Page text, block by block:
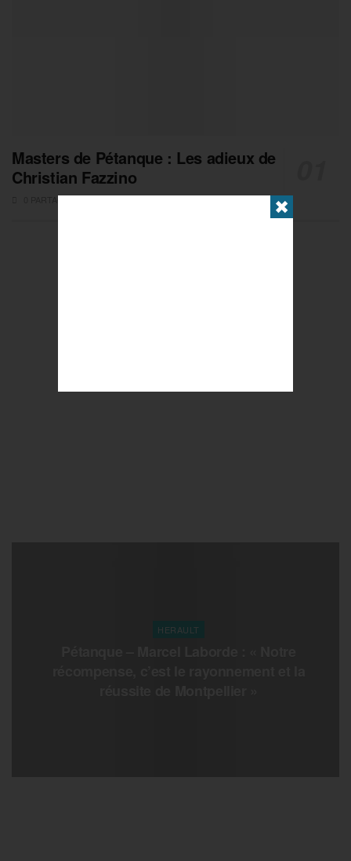
Masters de Pétanque : Les adieux de
Christian Fazzino
0 PARTAGES
HERAULT
✖